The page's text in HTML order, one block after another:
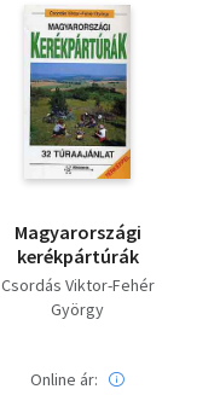
Magyarországi
kerékpártúrák
Csordás Viktor-Fehér
György
Online ár: